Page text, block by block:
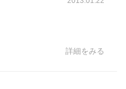
詳細をみる